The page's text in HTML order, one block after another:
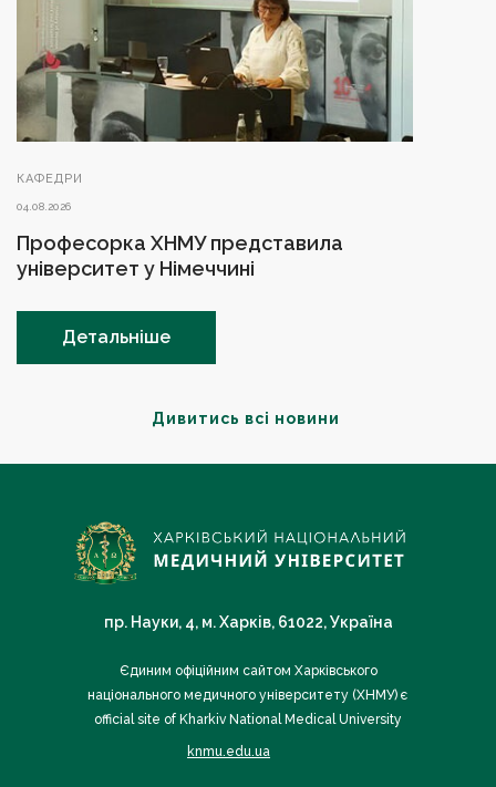
Дивитись всі новини
КАФЕДРИ
04.08.2026
Професорка ХНМУ представила
університет у Німеччині
Детальніше
пр. Науки, 4, м. Харків, 61022, Україна
Єдиним офіційним сайтом Харківського
національного медичного університету (ХНМУ) є
official site of Kharkiv National Medical University
knmu.edu.ua